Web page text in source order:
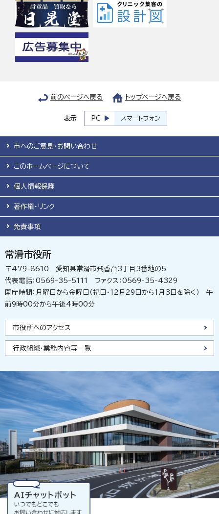
前のページへ戻る トップページへ戻る
表示 PC スマートフォン
市へのご意見・お問い合わせ
このホームページについて
個人情報保護
著作権・リンク
免責事項
常滑市役所
〒479-8610 愛知県常滑市飛香台3丁目3番地の5
代表電話：0569-35-5111 ファクス：0569-35-4329
開庁時間：月曜日から金曜日（祝日・12月29日から1月3日を除く） 午
前9時00分から午後4時00分
市役所へのアクセス
行政組織・業務内容等一覧